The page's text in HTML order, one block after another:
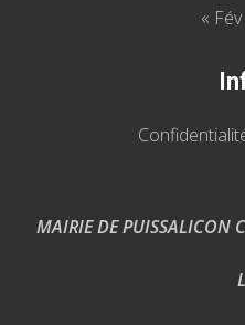
« Fév
MAIRIE DE
Les